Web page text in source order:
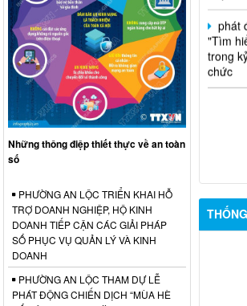
phát
"Tìm
trong
chức
Những thông điệp thiết thực về an toàn
số
PHƯỜNG AN LỘC TRIỂN KHAI HỖ
TRỢ DOANH NGHIỆP, HỘ KINH
DOANH TIẾP CẬN CÁC GIẢI PHÁP
SỐ PHỤC VỤ QUẢN LÝ VÀ KINH
DOANH
PHƯỜNG AN LỘC THAM DỰ LỄ
PHÁT ĐỘNG CHIẾN DỊCH “MÙA HÈ